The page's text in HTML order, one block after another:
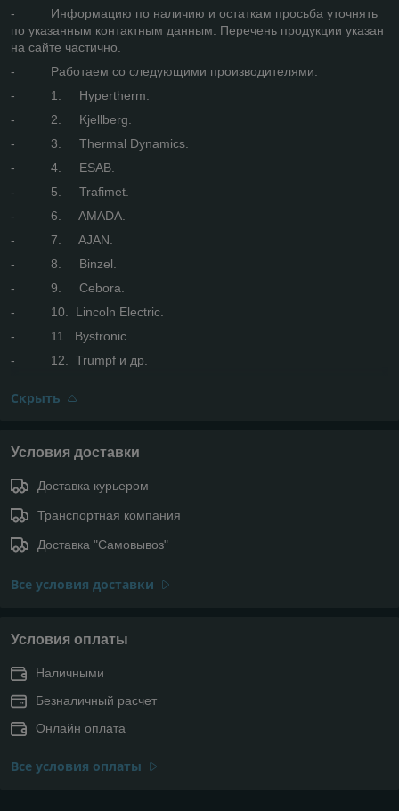
- Информацию по наличию и остаткам просьба уточнять
по указанным контактным данным. Перечень продукции указан
на сайте частично.
- Работаем со следующими производителями:
- 1. Hypertherm.
- 2. Kjellberg.
- 3. Thermal Dynamics.
- 4. ESAB.
- 5. Trafimet.
- 6. AMADA.
- 7. AJAN.
- 8. Binzel.
- 9. Cebora.
- 10. Lincoln Electric.
- 11. Bystronic.
- 12. Trumpf и др.
Скрыть
Условия доставки
Доставка курьером
Транспортная компания
Доставка "Самовывоз"
Все условия доставки
Условия оплаты
Наличными
Безналичный расчет
Онлайн оплата
Все условия оплаты